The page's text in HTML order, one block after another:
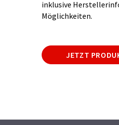
inklusive
Möglichkeiten.
JETZT